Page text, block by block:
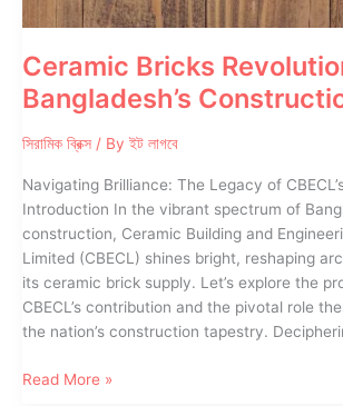
Ceramic Bricks
Bangladesh’s
সিরামিক ব্রিক্স / By ইট লাগবে
Navigating Brilliance: The Legacy of
Introduction In the vibrant spectrum of
construction, Ceramic Building and
Limited (CBECL) shines bright, reshaping
its ceramic brick supply. Let’s explore the
CBECL’s contribution and the pivotal role
the nation’s construction tapestry.
Ceramic
Read More »